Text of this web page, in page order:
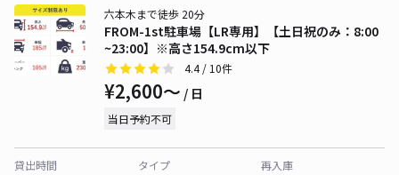
FROM-1st駐車場【LR専用】【土日祝のみ：8:00
~23:00】※高さ154.9cm以下
六本木まで徒歩 20分
4.4/ 10件
¥2,600〜 / 日
当日予約不可
貸出時間
タイプ
再入庫